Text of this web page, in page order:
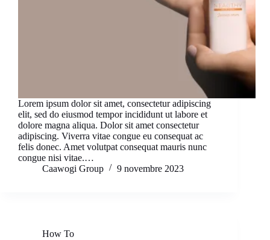
Lorem ipsum dolor sit amet, consectetur adipiscing
elit, sed do eiusmod tempor incididunt ut labore et
dolore magna aliqua. Dolor sit amet consectetur
adipiscing. Viverra vitae congue eu consequat ac
felis donec. Amet volutpat consequat mauris nunc
congue nisi vitae.…
Caawogi Group
9 novembre 2023
How To